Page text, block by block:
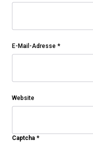
E-Mail-Adresse *
Website
Captcha *